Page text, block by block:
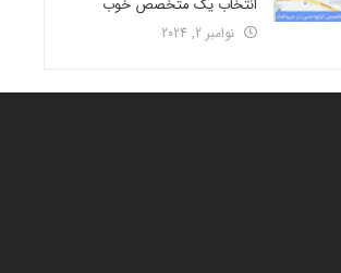
انتخاب یک متخصص خوب
نوامبر 2, 2024